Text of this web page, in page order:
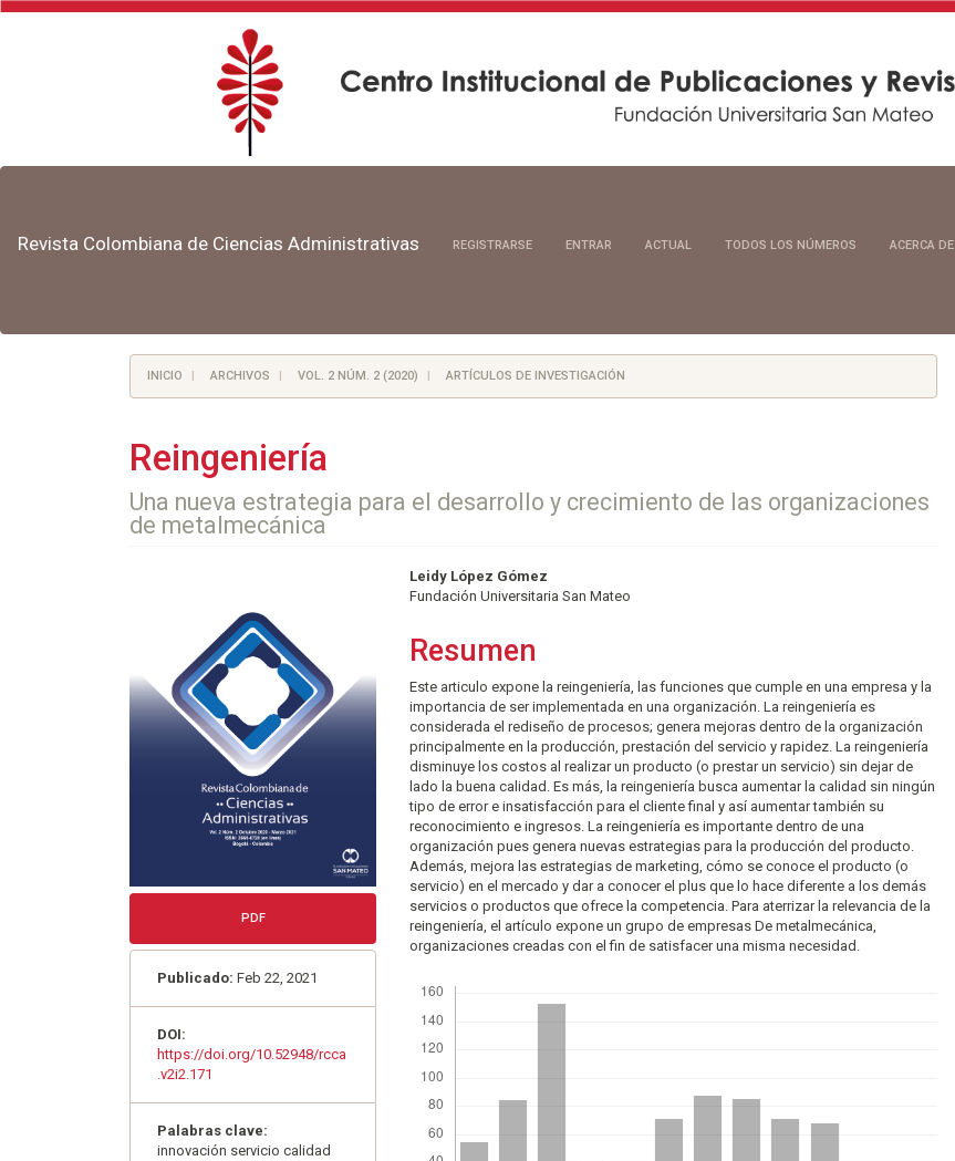
principal
Barra
Revista Colombiana de Ciencias Administrativas REGISTRARSE ENTRAR ACTUAL TODOS LOS NÚMEROS ACERCA DE
INICIO ARCHIVOS VOL. 2 NÚM. 2 (2020) ARTÍCULOS DE INVESTIGACIÓN
Reingeniería
Una nueva estrategia para el desarrollo y crecimiento de las organizaciones
de metalmecánica
artículo
PDF
Publicado: Feb 22, 2021
DOI:
https://doi.org/10.52948/rcca
.v2i2.171
Palabras clave:
innovación servicio calidad
Contenido
principal
del
artículo
Leidy López Gómez
Fundación Universitaria San Mateo
Resumen
Este articulo expone la reingeniería, las funciones que cumple en una empresa y la
importancia de ser implementada en una organización. La reingeniería es
considerada el rediseño de procesos; genera mejoras dentro de la organización
principalmente en la producción, prestación del servicio y rapidez. La reingeniería
disminuye los costos al realizar un producto (o prestar un servicio) sin dejar de
lado la buena calidad. Es más, la reingeniería busca aumentar la calidad sin ningún
tipo de error e insatisfacción para el cliente final y así aumentar también su
reconocimiento e ingresos. La reingeniería es importante dentro de una
organización pues genera nuevas estrategias para la producción del producto.
Además, mejora las estrategias de marketing, cómo se conoce el producto (o
servicio) en el mercado y dar a conocer el plus que lo hace diferente a los demás
servicios o productos que ofrece la competencia. Para aterrizar la relevancia de la
reingeniería, el artículo expone un grupo de empresas De metalmecánica,
organizaciones creadas con el fin de satisfacer una misma necesidad.